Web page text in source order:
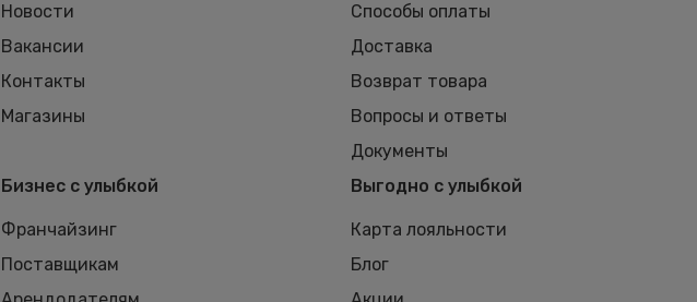
Новости
Вакансии
Контакты
Магазины
Способы оплаты
Доставка
Возврат товара
Вопросы и ответы
Документы
Бизнес с улыбкой
Франчайзинг
Поставщикам
Выгодно с улыбкой
Карта лояльности
Блог